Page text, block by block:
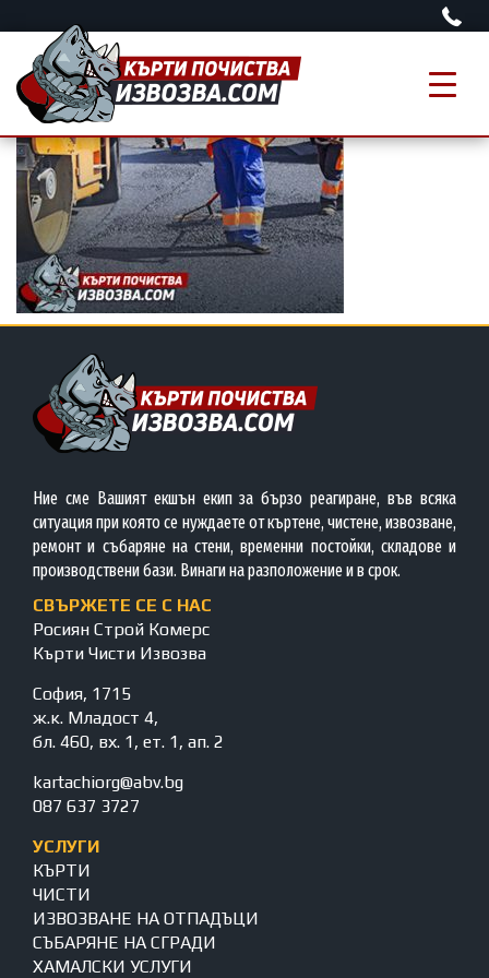
Ние сме Вашият екшън екип за бързо реагиране, във всяка
ситуация при която се нуждаете от къртене, чистене, извозване,
ремонт и събаряне на стени, временни постойки, складове и
производствени бази. Винаги на разположение и в срок.
СВЪРЖЕТЕ СЕ С НАС
Росиян Строй Комерс
Кърти Чисти Извозва
София, 1715
ж.к. Младост 4,
бл. 460, вх. 1, ет. 1, ап. 2
kartachiorg@abv.bg
087 637 3727
УСЛУГИ
КЪРТИ
ЧИСТИ
ИЗВОЗВАНЕ НА ОТПАДЪЦИ
СЪБАРЯНЕ НА СГРАДИ
ХАМАЛСКИ УСЛУГИ